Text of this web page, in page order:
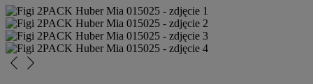
arrow_back_ios_new arrow_forward_ios